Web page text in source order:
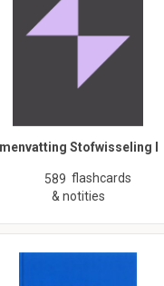
Stofwisseling I
589 flashcards
& notities